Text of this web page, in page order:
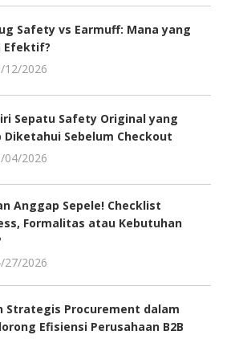
Safety vs Earmuff: Mana yang
Efektif?
12/2026
Sepatu Safety Original yang
Diketahui Sebelum Checkout
04/2026
Anggap Sepele! Checklist
Formalitas atau Kebutuhan
27/2026
Strategis Procurement dalam
Efisiensi Perusahaan B2B